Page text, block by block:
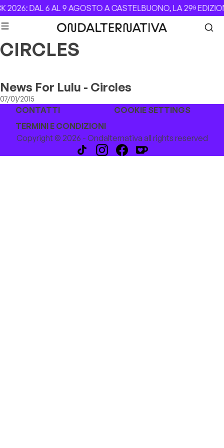
Skip to content
2026: DAL 6 AL 9 AGOSTO A CASTELBUONO, LA 29ª
CIRCLES
News For Lulu - Circles
07/01/2015
CONTATTI
COOKIE SETTINGS
TERMINI E CONDIZIONI
Copyright © 2026 - Ondalternativa all rights reserved